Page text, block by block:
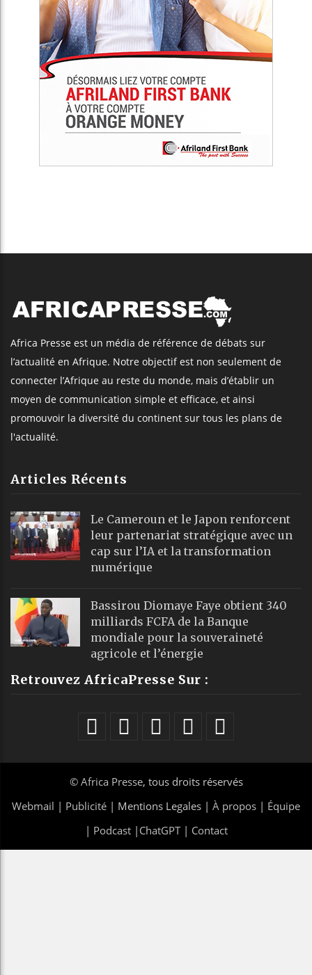
Africa Presse est un média de référence de débats sur
l’actualité en Afrique. Notre objectif est non seulement de
connecter l’Afrique au reste du monde, mais d’établir un
moyen de communication simple et efficace, et ainsi
promouvoir la diversité du continent sur tous les plans de
l'actualité.
Articles Récents
Le Cameroun et le Japon renforcent
leur partenariat stratégique avec un
cap sur l’IA et la transformation
numérique
Bassirou Diomaye Faye obtient 340
milliards FCFA de la Banque
mondiale pour la souveraineté
agricole et l’énergie
Retrouvez AfricaPresse Sur :
© Africa Presse, tous droits réservés
Webmail | Publicité | Mentions Legales | À propos | Équipe
| Podcast| ChatGPT| Contact